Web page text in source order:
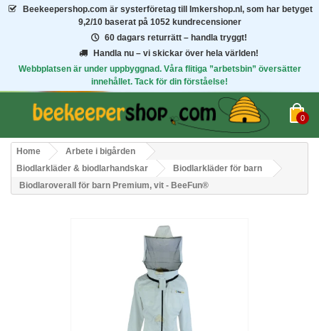
Beekeepershop.com är systerföretag till Imkershop.nl, som har betyget
9,2/10 baserat på 1052 kundrecensioner
60 dagars returrätt – handla tryggt!
Handla nu – vi skickar över hela världen!
Webbplatsen är under uppbyggnad. Våra flitiga ”arbetsbin” översätter
innehållet. Tack för din förståelse!
0
Home
Arbete i bigården
Biodlarkläder & biodlarhandskar
Biodlarkläder för barn
Biodlaroverall för barn Premium, vit - BeeFun®